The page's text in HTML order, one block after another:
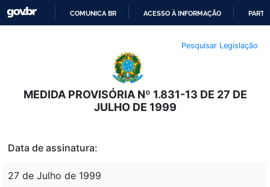
O
CONTEÚDO
COMUNICA BR ACESSO À INFORMAÇÃO
Pesquisar Legislação
MEDIDA PROVISÓRIA Nº 1.831-13 DE 27 DE
JULHO DE 1999
Data de assinatura:
27 de Julho de 1999